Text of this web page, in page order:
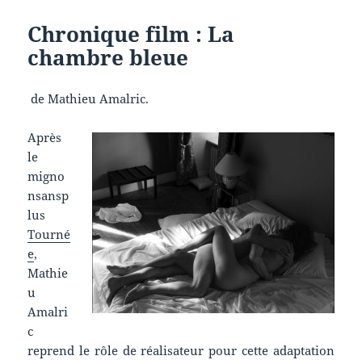
Chronique film : La
chambre bleue
de Mathieu Amalric.
Après
le
migno
nsansp
lus
Tourné
e,
Mathie
u
Amalri
c
reprend le rôle de réalisateur pour cette adaptation